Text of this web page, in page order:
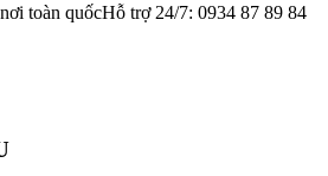
toàn quốcHỗ trợ 24/7: 0934 87 89 84